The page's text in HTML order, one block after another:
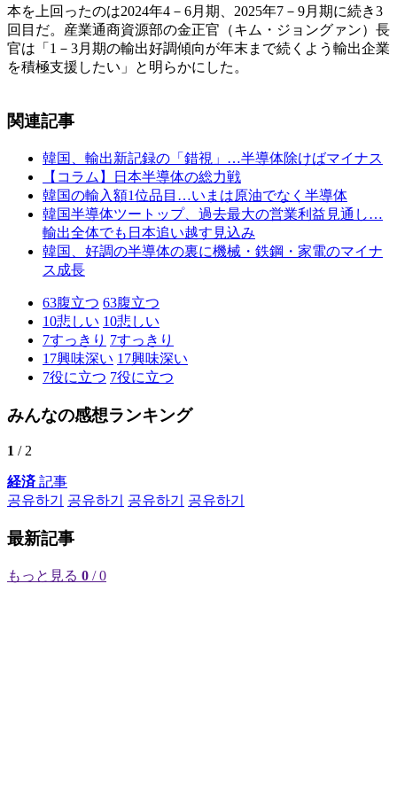
本を上回ったのは2024年4－6月期、2025年7－9月期に続き3
回目だ。産業通商資源部の金正官（キム・ジョングァン）長
官は「1－3月期の輸出好調傾向が年末まで続くよう輸出企業
を積極支援したい」と明らかにした。
関連記事
韓国、輸出新記録の「錯視」…半導体除けばマイナス
【コラム】日本半導体の総力戦
韓国の輸入額1位品目…いまは原油でなく半導体
韓国半導体ツートップ、過去最大の営業利益見通し…
輸出全体でも日本追い越す見込み
韓国、好調の半導体の裏に機械・鉄鋼・家電のマイナ
ス成長
63腹立つ 63腹立つ
10悲しい 10悲しい
7すっきり 7すっきり
17興味深い 17興味深い
7役に立つ 7役に立つ
みんなの感想ランキング
1 / 2
経済記事
공유하기
공유하기 공유하기 공유하기
最新記事
もっと見る 0 / 0